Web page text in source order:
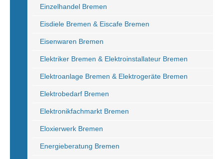
Einzelhandel Bremen
Eisdiele Bremen & Eiscafe Bremen
Eisenwaren Bremen
Elektriker Bremen & Elektroinstallateur Bremen
Elektroanlage Bremen & Elektrogeräte Bremen
Elektrobedarf Bremen
Elektronikfachmarkt Bremen
Eloxierwerk Bremen
Energieberatung Bremen